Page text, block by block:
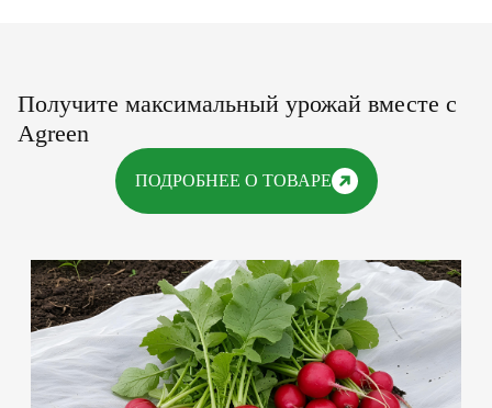
Получите максимальный урожай вместе с
Agreen
ПОДРОБНЕЕ О ТОВАРЕ